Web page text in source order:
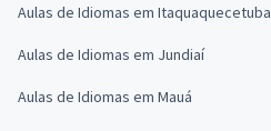
Aulas de Idiomas em Itaquaquecetuba
Aulas de Idiomas em Jundiaí
Aulas de Idiomas em Mauá